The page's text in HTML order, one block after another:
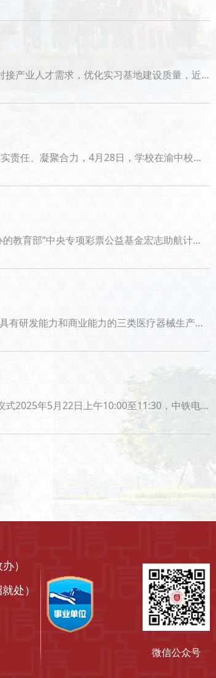
源，深化校企合作内涵。考察团先后走访江苏隆力奇生物科技股份有限公司、汇聚智能科技（昆山）有限公司、江苏视准
，轨道交通学院、药品与环境工程学院分享就业工作经验，重点介绍了强化组织领导、建立精细化动态管理台账
学院的20名学员参与培训并顺利结业。精心筹备，科学规划课程体系为保障培训质量，主办方前期开展充分调研，
在全球拥有60多项发明专利，并获得多项创新产品。的注册批准，包括防针刺采血、输液和静脉导管等。公司的管
志着为期半个月的实训圆满结束，参训学员们即将开启职业生涯的新篇章。重庆工信职业学院纪委书记金文娟、合作
）
）
微信公众号